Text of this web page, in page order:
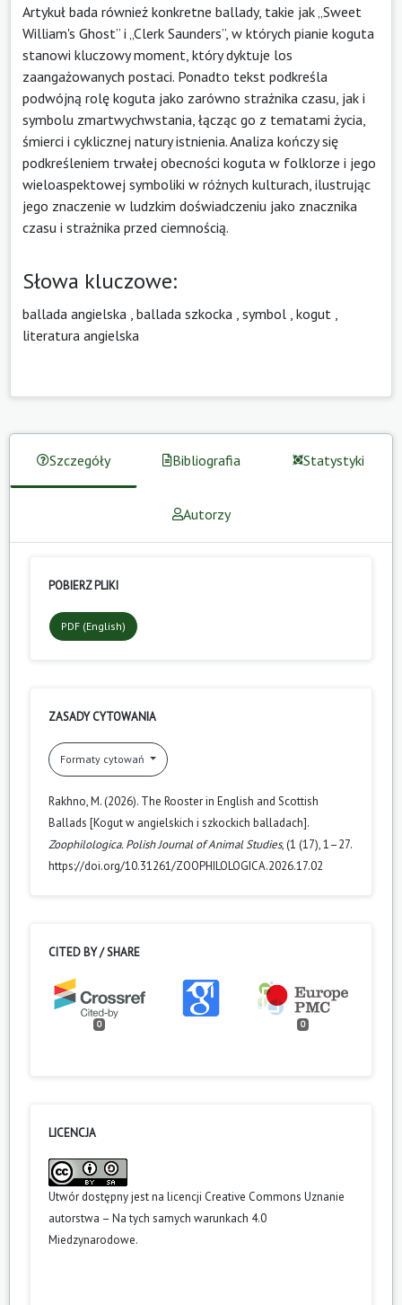
Artykuł bada również konkretne ballady, takie jak „Sweet
William's Ghost” i „Clerk Saunders”, w których pianie koguta
stanowi kluczowy moment, który dyktuje los
zaangażowanych postaci. Ponadto tekst podkreśla
podwójną rolę koguta jako zarówno strażnika czasu, jak i
symbolu zmartwychwstania, łącząc go z tematami życia,
śmierci i cyklicznej natury istnienia. Analiza kończy się
podkreśleniem trwałej obecności koguta w folklorze i jego
wieloaspektowej symboliki w różnych kulturach, ilustrując
jego znaczenie w ludzkim doświadczeniu jako znacznika
czasu i strażnika przed ciemnością.
Słowa kluczowe:
ballada angielska ballada szkocka symbol kogut
literatura angielska
Szczegóły Bibliografia Statystyki
Autorzy
POBIERZ PLIKI
PDF (English)
ZASADY CYTOWANIA
Formaty cytowań
Rakhno, M. (2026). The Rooster in English and Scottish
Ballads [Kogut w angielskich i szkockich balladach].
Zoophilologica. Polish Journal of Animal Studies, (1 (17), 1–27.
https://doi.org/10.31261/ZOOPHILOLOGICA.2026.17.02
CITED BY / SHARE
0 0
LICENCJA
Utwór dostępny jest na licencji Creative Commons Uznanie
autorstwa – Na tych samych warunkach 4.0
Miedzynarodowe.